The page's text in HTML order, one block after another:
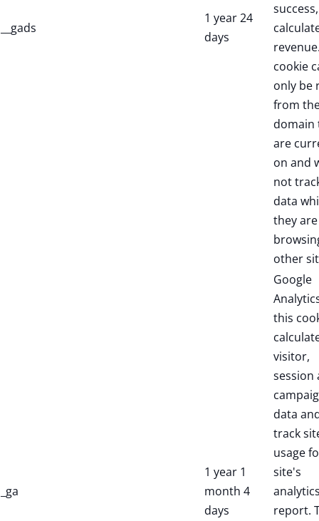
__gads
1 year 24
days
cookie
only be
from
domain
are
on and
not
data
they are
other
_ga
1 year 1
month 4
days
Google
this
visitor,
session
data
track
usage
site's
report.